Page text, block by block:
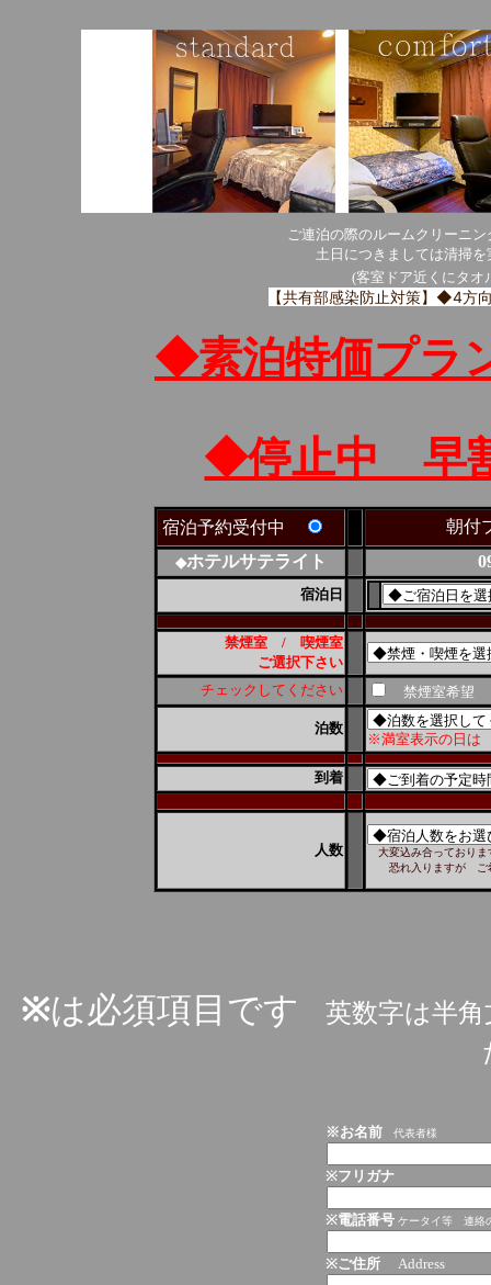
ご連泊の際のルームクリーニ
土日につきましては清掃
(客室ドア近くにタオ
【共有部感染防止対策】◆4方
◆素泊特価プラ
◆停止中 早
宿泊予約受付中 朝付
◆ホテルサテライト
宿泊日
禁煙室 / 喫煙室
ご選択下さい
チェックしてください
禁煙室希望
泊数
※満室表示の日は
到着
人数
大変込み合っており
恐れ入りますが ご希
※は必須項目です
英数字は半
※お名前 代表者様
※フリガナ
※電話番号 ケータイ等 連絡
※ご住所 Address